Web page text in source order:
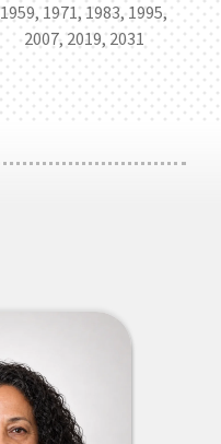
1959, 1971, 1983, 1995,
2007, 2019, 2031